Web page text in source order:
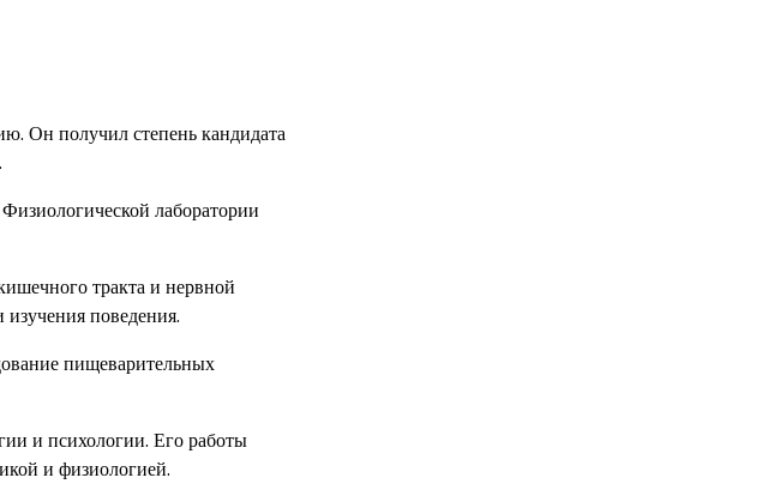
Он получил степень кандидата
лаборатории
тракта и нервной
поведения.
пищеварительных
и психологии. Его работы
и физиологией.